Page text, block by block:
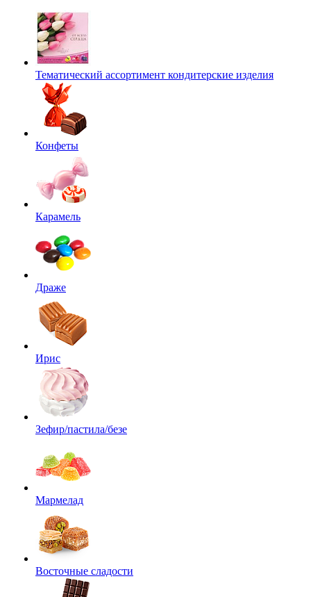
Тематический ассортимент кондитерские изделия
Конфеты
Карамель
Драже
Ирис
Зефир/пастила/безе
Мармелад
Восточные сладости